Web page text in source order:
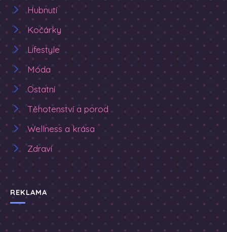
Hubnutí
Kočárky
Lifestyle
Móda
Ostatní
Těhotenství a porod
Wellness a krása
Zdraví
REKLAMA